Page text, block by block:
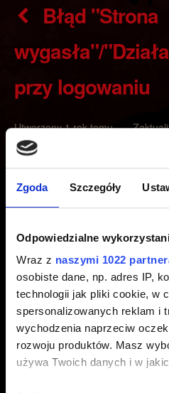
Zgoda Szczegóły
Odpowiedzialne
Wraz z naszymi 1022
osobiste dane, np. adres IP,
technologii jak pliki cookie, w
spersonalizowanych reklam i
wychodzenia naprzeciw
rozwoju produktów. Masz
używa Twoich danych i w
Błąd "Strona
wygasła"/
przy logowaniu
Utworzony 1 rok temu
Jeśli pojawia się błąd "Strona
wygasło" kiedy próbujesz się
poniższych kroków i i
Użyj innego połączenia
innego dostawcy usług
Wyczyść pamięć
przeglądarki.
Zresetuj ustawienia